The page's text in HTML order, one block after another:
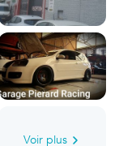
le meilleur
automobile. Faites
que vous
garages qui, au même
environs de
évaluations, à leur
Garage Pierard Fils
besoin et prendre
Voir plus